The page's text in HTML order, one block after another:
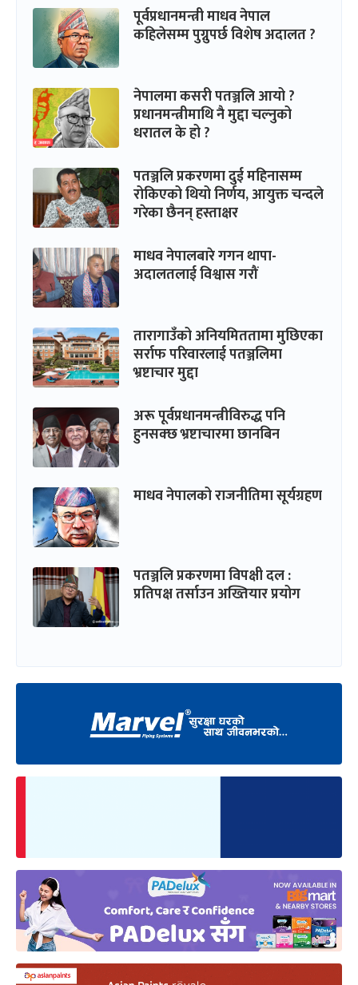
पूर्वप्रधानमन्त्री माधव नेपाल
कहिलेसम्म पुग्नुपर्छ विशेष अदालत ?
नेपालमा कसरी पतञ्जलि आयो ?
प्रधानमन्त्रीमाथि नै मुद्दा चल्नुको
धरातल के हो ?
पतञ्जलि प्रकरणमा दुई महिनासम्म
रोकिएको थियो निर्णय, आयुक्त चन्दले
गरेका छैनन् हस्ताक्षर
माधव नेपालबारे गगन थापा-
अदालतलाई विश्वास गरौं
तारागाउँको अनियमिततामा मुछिएका
सर्राफ परिवारलाई पतञ्जलिमा
भ्रष्टाचार मुद्दा
अरू पूर्वप्रधानमन्त्रीविरुद्ध पनि
हुनसक्छ भ्रष्टाचारमा छानबिन
माधव नेपालको राजनीतिमा सूर्यग्रहण
पतञ्जलि प्रकरणमा विपक्षी दल :
प्रतिपक्ष तर्साउन अख्तियार प्रयोग